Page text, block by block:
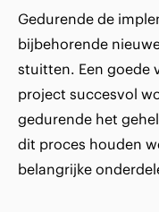
Gedurende de
bijbehorende
stuitten. Een goede
project succesvol
gedurende het
dit proces houden
belangrijke